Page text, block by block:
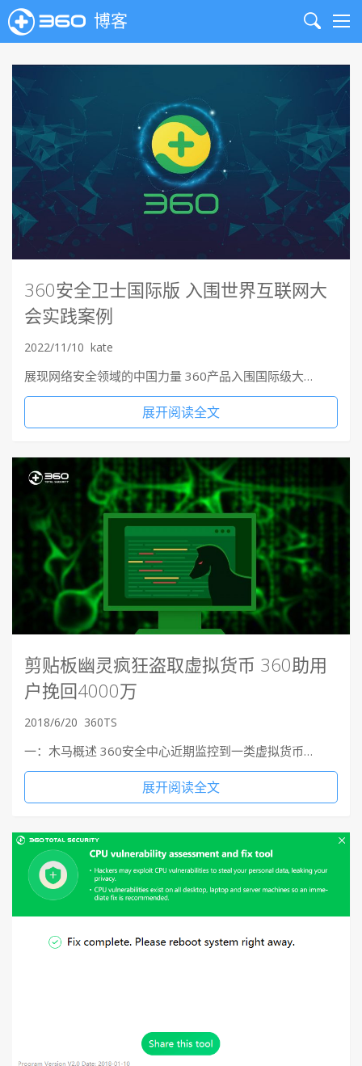
博客
Search
360安全卫士国际版 入围世界互联网大
会实践案例
2022/11/10 kate
展现网络安全领域的中国力量 360产品入围国际级大…
展开阅读全文
剪贴板幽灵疯狂盗取虚拟货币 360助用
户挽回4000万
2018/6/20 360TS
一：木马概述 360安全中心近期监控到一类虚拟货币…
展开阅读全文